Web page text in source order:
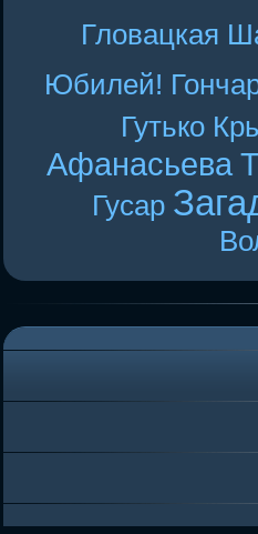
Гловацкая
Юбилей!
Гутько
Афанасьева
Гусар